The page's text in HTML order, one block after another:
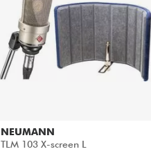
NEUMANN
TLM 103 X-screen L